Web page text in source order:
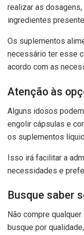
realizar as
ingredientes
Os suplementos
necessário ter esse
acordo com as
Atenção às
Alguns idosos
engolir cápsulas e
os suplementos
Isso irá facilitar a
necessidades e
Busque saber
Não compre
busque por